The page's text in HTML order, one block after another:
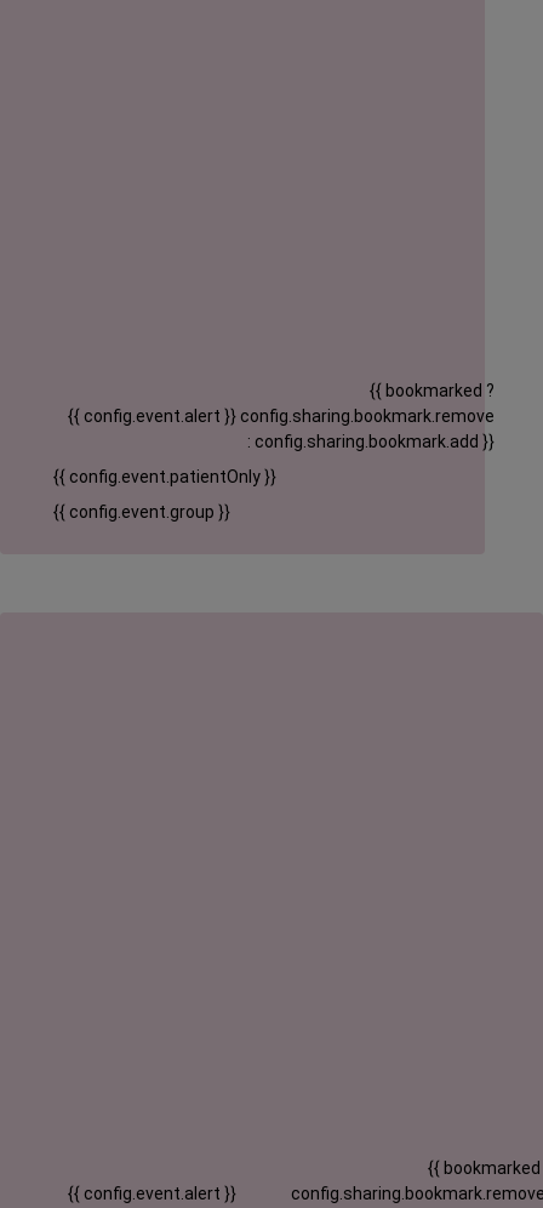
{{ config.event.alert }}
{{ bookmarked ?
config.sharing.bookmark.remove
: config.sharing.bookmark.add }}
{{ config.event.patientOnly }}
{{ config.event.group }}
{{ config.event.alert }}
{{ bookmarked